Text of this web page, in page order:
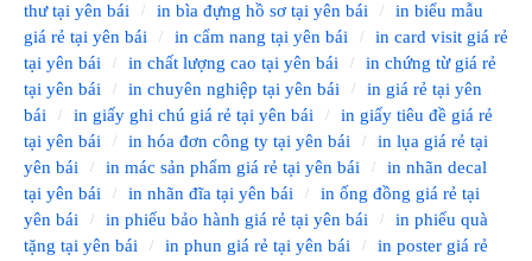
thư tại yên bái
in bìa đựng hồ sơ tại yên bái
in biểu mẫu
giá rẻ tại yên bái
in cẩm nang tại yên bái
in card visit giá rẻ
tại yên bái
in chất lượng cao tại yên bái
in chứng từ giá rẻ
tại yên bái
in chuyên nghiệp tại yên bái
in giá rẻ tại yên
bái
in giấy ghi chú giá rẻ tại yên bái
in giấy tiêu đề giá rẻ
tại yên bái
in hóa đơn công ty tại yên bái
in lụa giá rẻ tại
yên bái
in mác sản phẩm giá rẻ tại yên bái
in nhãn decal
tại yên bái
in nhãn đĩa tại yên bái
in ống đồng giá rẻ tại
yên bái
in phiếu bảo hành giá rẻ tại yên bái
in phiếu quà
tặng tại yên bái
in phun giá rẻ tại yên bái
in poster giá rẻ